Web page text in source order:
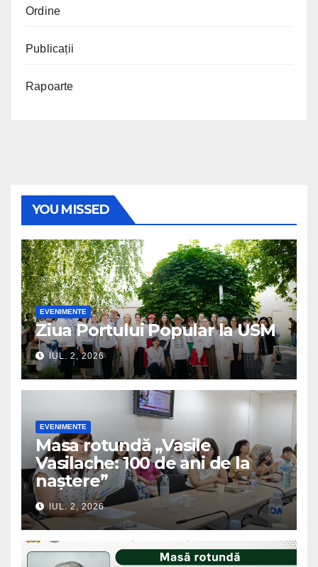
Ordine
Publicații
Rapoarte
YOU MISSED
EVENIMENTE
Ziua Portului Popular la USM
IUL. 2, 2026
EVENIMENTE
Masa rotundă „Vasile
Vasilache: 100 de ani de la
naștere”
IUL. 2, 2026